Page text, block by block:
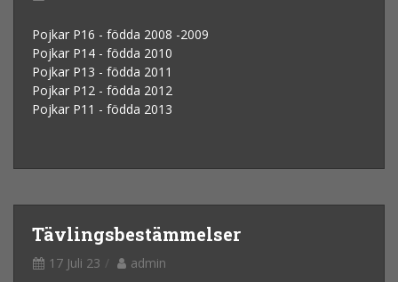
Pojkar P16 - födda 2008 -2009
Pojkar P14 - födda 2010
Pojkar P13 - födda 2011
Pojkar P12 - födda 2012
Pojkar P11 - födda 2013
Tävlingsbestämmelser
17 Juli 23 admin